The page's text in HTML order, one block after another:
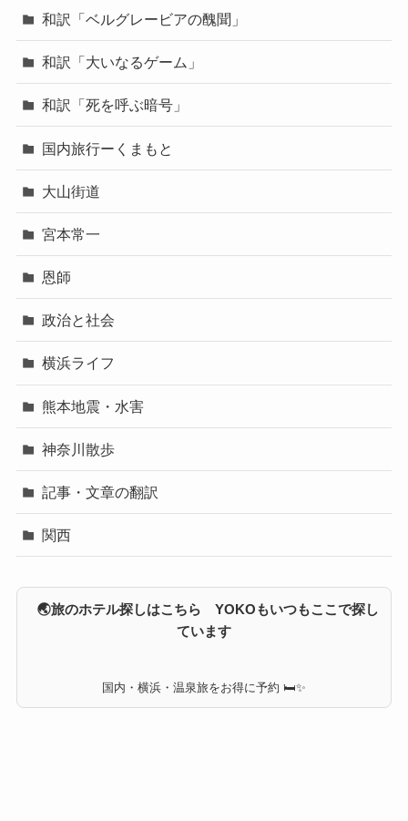
和訳「ベルグレービアの醜聞」
和訳「大いなるゲーム」
和訳「死を呼ぶ暗号」
国内旅行ーくまもと
大山街道
宮本常一
恩師
政治と社会
横浜ライフ
熊本地震・水害
神奈川散歩
記事・文章の翻訳
関西
🌏旅のホテル探しはこちら YOKOもいつもここで探し
ています